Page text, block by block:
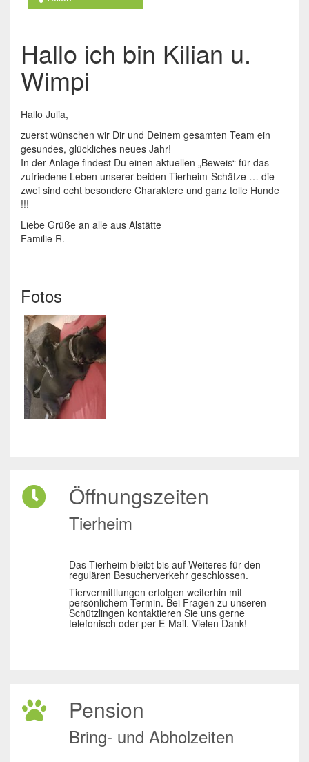
Hallo ich bin Kilian u.
Wimpi
Hallo Julia,
zuerst wünschen wir Dir und Deinem gesamten Team ein
gesundes, glückliches neues Jahr!
In der Anlage findest Du einen aktuellen „Beweis“ für das
zufriedene Leben unserer beiden Tierheim-Schätze … die
zwei sind echt besondere Charaktere und ganz tolle Hunde
!!!
Liebe Grüße an alle aus Alstätte
Familie R.
Fotos
Öffnungszeiten
Tierheim
Das Tierheim bleibt bis auf Weiteres für den
regulären Besucherverkehr geschlossen.
Tiervermittlungen erfolgen weiterhin mit
persönlichem Termin. Bei Fragen zu unseren
Schützlingen kontaktieren Sie uns gerne
telefonisch oder per E-Mail. Vielen Dank!
Pension
Bring- und Abholzeiten